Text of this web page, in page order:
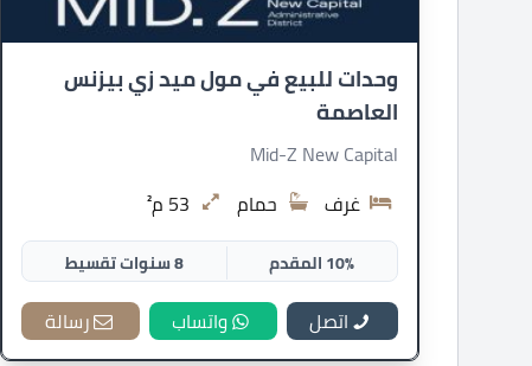
وحدات للبيع في مول ميد زي بيزنس
العاصمة
Mid-Z New Capital
غرف
حمام 53 م²
10% المقدم 8 سنوات تقسيط
اتصل واتساب رسالة